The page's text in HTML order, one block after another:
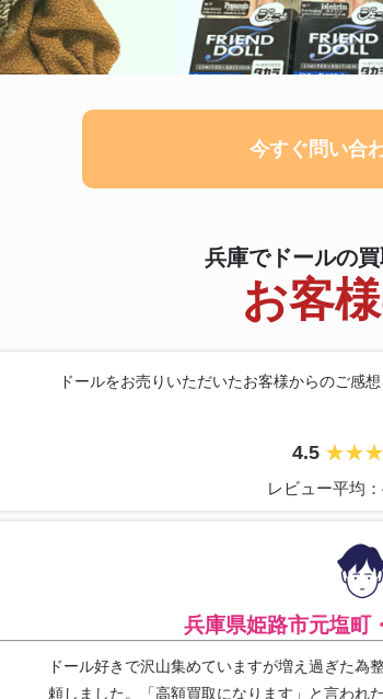
今すぐ問い合
兵庫でドールの
お客
ドールをお売りいただいたお客様からのご感想
4.5
レビュー平均
兵庫県姫路市元塩町
ドール好きで沢山集めていますが増え過ぎた為
頼しました。「高額買取になります」と言われ